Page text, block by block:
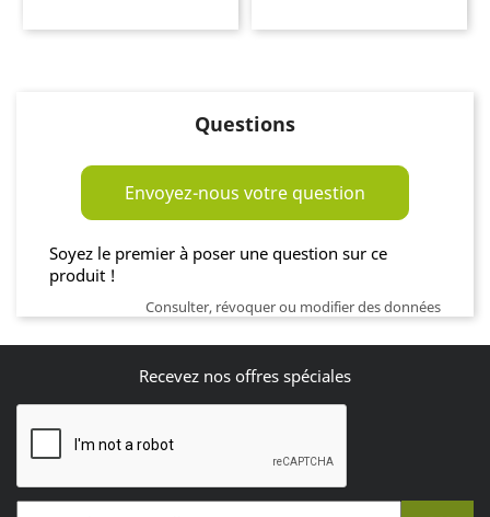
Questions
Envoyez-nous votre question
Soyez le premier à poser une question sur ce
produit !
Consulter, révoquer ou modifier des données
Recevez nos offres spéciales